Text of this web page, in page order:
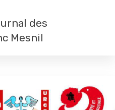
des
Mesnil